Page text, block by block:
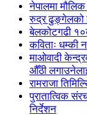
नेपालमा
रुद्र ढुङ्गेलको
बेलकोटगढी
कविताः धम्की
माओवादी
औँठी
रामराजा
पुरातात्विक
निर्देशन